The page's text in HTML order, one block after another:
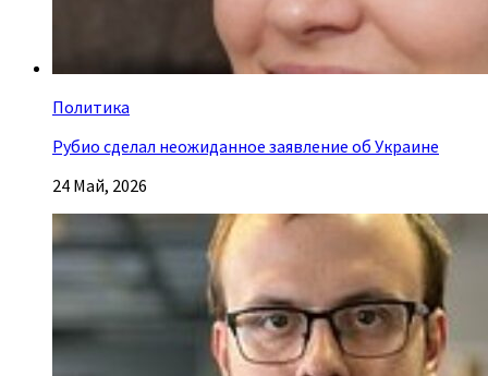
Политика
Рубио сделал неожиданное заявление об Украине
24 Май, 2026